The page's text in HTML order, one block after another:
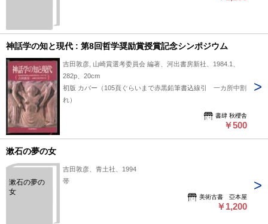
神話学の知と現代 : 第8回哲学奨励賞授賞記念シンポジウム
吉田敦彦, 山崎賞選考委員会 編著、河出書房新社、1984.1、
282p、20cm
初版 カバー（105頁ぐらいまで赤黒鉛筆書込線引 一カ所中割
れ）
書肆 秋櫻舎
￥500
漱石の夢の女
漱石の夢の
女
吉田敦彦、青土社、1994
帯
美術古書 亞本屋
￥1,200